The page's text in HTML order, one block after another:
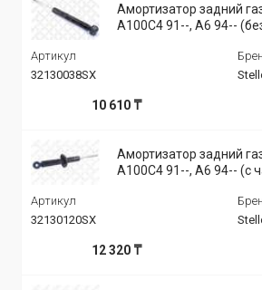
Амортизатор задний
A100C4 91--, A6 94--
Артикул
32130038SX
10 610 ₸
Амортизатор задний
A100C4 91--, A6 94-- (с
Артикул
32130120SX
12 320 ₸